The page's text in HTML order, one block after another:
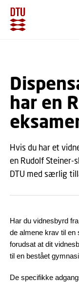
har en
Hvis du har et
en Rudolf Steiner-
DTU med særlig
Har du vidnesbyrd
de almene krav til en
forudsat at dit
til en bestået
De specifikke